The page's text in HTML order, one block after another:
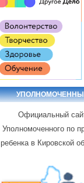
Официальный
Уполномоченного по
ребенка в Кировской